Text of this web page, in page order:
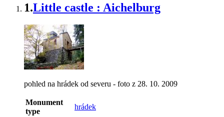
1.Little castle : Aichelburg
pohled na hrádek od severu - foto z 28. 10. 2009
Monument
type
hrádek